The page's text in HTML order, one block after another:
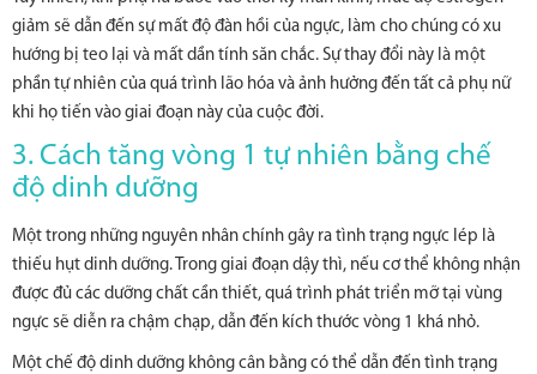
giảm sẽ dẫn đến sự mất độ đàn hồi của ngực, làm cho chúng có xu
hướng bị teo lại và mất dần tính săn chắc. Sự thay đổi này là một
phần tự nhiên của quá trình lão hóa và ảnh hưởng đến tất cả phụ nữ
khi họ tiến vào giai đoạn này của cuộc đời.
3. Cách tăng vòng 1 tự nhiên bằng chế
độ dinh dưỡng
Một trong những nguyên nhân chính gây ra tình trạng ngực lép là
thiếu hụt dinh dưỡng. Trong giai đoạn dậy thì, nếu cơ thể không nhận
được đủ các dưỡng chất cần thiết, quá trình phát triển mỡ tại vùng
ngực sẽ diễn ra chậm chạp, dẫn đến kích thước vòng 1 khá nhỏ.
Một chế độ dinh dưỡng không cân bằng có thể dẫn đến tình trạng